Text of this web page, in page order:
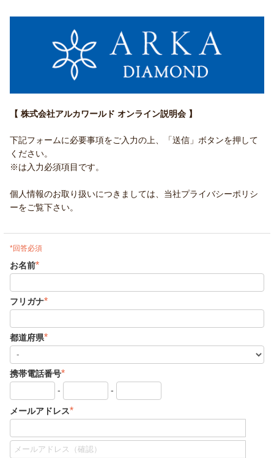
【 株式会社アルカワールド オンライン説明会 】
下記フォームに必要事項をご入力の上、「送信」ボタンを押して
ください。
※は入力必須項目です。
個人情報のお取り扱いにつきましては、当社プライバシーポリシ
ーをご覧下さい。
*回答必須
お名前*
フリガナ*
都道府県*
携帯電話番号*
- -
メールアドレス*